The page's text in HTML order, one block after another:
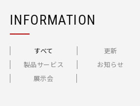
INFORMATION
すべて 更新
製品サービス
お知らせ
展示会